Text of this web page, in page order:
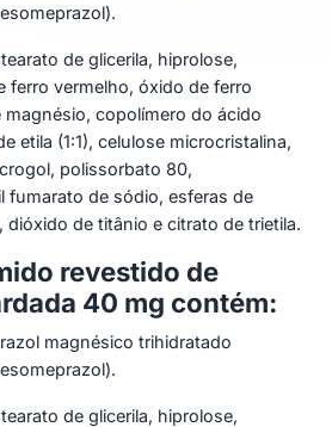
de glicerila, hiprolose,
ferro vermelho, óxido de ferro
magnésio, copolímero do ácido
etila (1:1), celulose microcristalina,
polissorbato 80,
fumarato de sódio, esferas de
dióxido de titânio e citrato de trietila.
revestido de
40 mg contém:
magnésico trihidratado
de glicerila, hiprolose,